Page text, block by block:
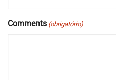
Comments (obrigatório)